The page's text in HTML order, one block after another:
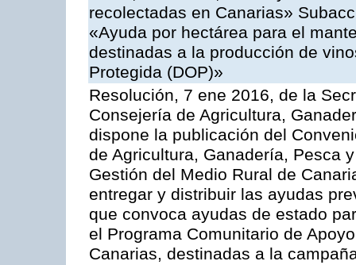
recolectadas en Canarias»
«Ayuda por hectárea para el
destinadas a la producción de
Protegida (DOP)»
Resolución, 7 ene 2016, de la
Consejería de Agricultura,
dispone la publicación del
de Agricultura, Ganadería, Pesca
Gestión del Medio Rural de
entregar y distribuir las ayudas
que convoca ayudas de estado
el Programa Comunitario de
Canarias, destinadas a la